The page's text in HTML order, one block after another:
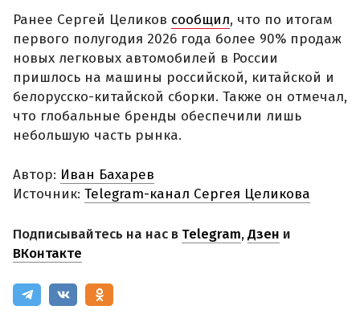
Ранее Сергей Целиков сообщил, что по итогам
первого полугодия 2026 года более 90% продаж
новых легковых автомобилей в России
пришлось на машины российской, китайской и
белорусско-китайской сборки. Также он отмечал,
что глобальные бренды обеспечили лишь
небольшую часть рынка.
Автор: Иван Бахарев
Источник: Telegram-канал Сергея Целикова
Подписывайтесь на нас в Telegram,Дзен и
ВКонтакте